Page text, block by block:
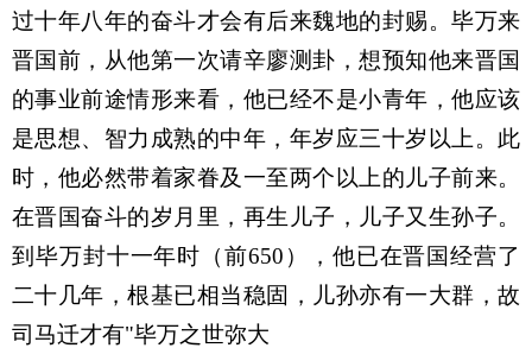
过十年八年的奋斗才会有后来魏地的封赐。毕万来
晋国前，从他第一次请辛廖测卦，想预知他来晋国
的事业前途情形来看，他已经不是小青年，他应该
是思想、智力成熟的中年，年岁应三十岁以上。此
时，他必然带着家眷及一至两个以上的儿子前来。
在晋国奋斗的岁月里，再生儿子，儿子又生孙子。
到毕万封十一年时（前650 ），他已在晋国经营了
二十几年，根基已相当稳固，儿孙亦有一大群，故
司马迁才有"毕万之世弥大